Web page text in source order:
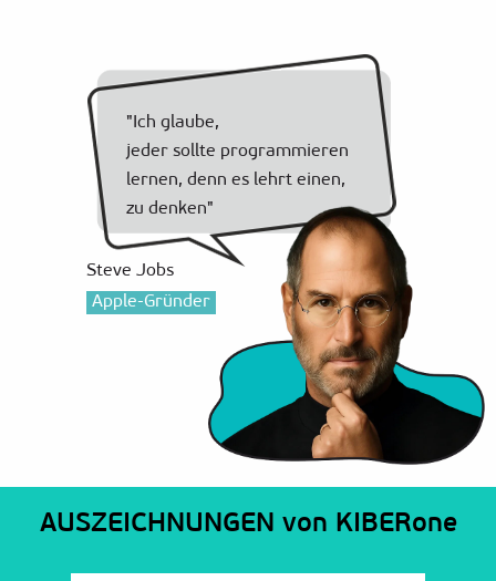
"Ich glaube,
jeder sollte programmieren
lernen, denn es lehrt einen,
zu denken"
Steve Jobs
Apple-Gründer
AUSZEICHNUNGEN von KIBERone